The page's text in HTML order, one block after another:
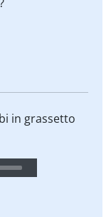
in grassetto